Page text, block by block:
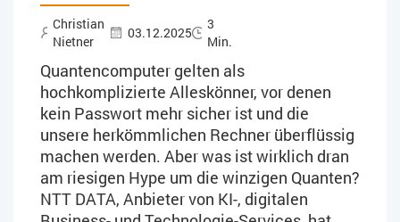
Christian
Nietner
03.12.2025
3
Min.
Quantencomputer gelten als
hochkomplizierte Alleskönner, vor denen
kein Passwort mehr sicher ist und die
unsere herkömmlichen Rechner überflüssig
machen werden. Aber was ist wirklich dran
am riesigen Hype um die winzigen Quanten?
NTT DATA, Anbieter von KI-, digitalen